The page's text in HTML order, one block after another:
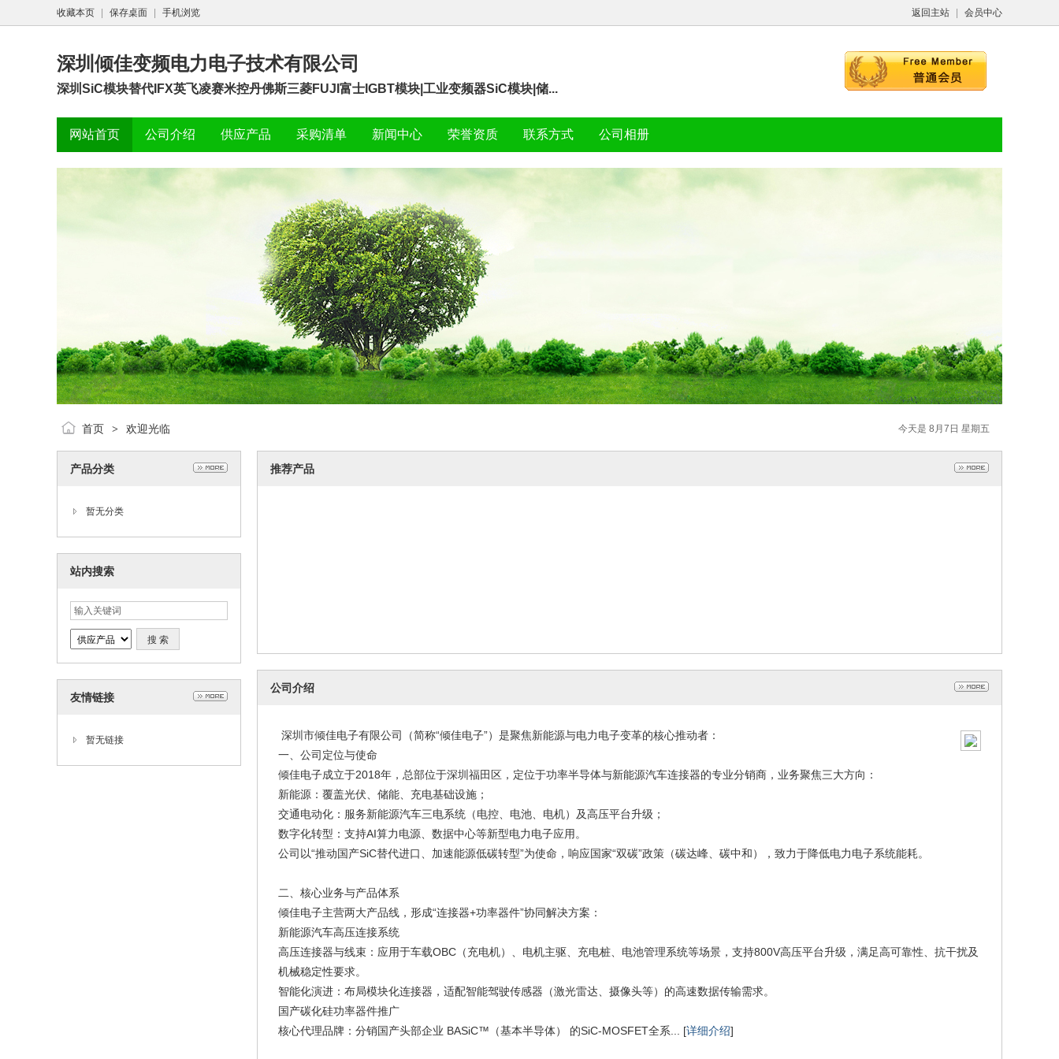
返回主站 会员中心
收藏本页 保存桌面 手机浏览
深圳倾佳变频电力电子技术有限公司
深圳SiC模块替代IFX英飞凌赛米控丹佛斯三菱FUJI富士IGBT模块|工业变频器SiC模块|储...
网站首页 公司介绍 供应产品 采购清单 新闻中心 荣誉资质 联系方式 公司相册
今天是 8月7日 星期五
首页 > 欢迎光临
产品分类
暂无分类
站内搜索
友情链接
暂无链接
推荐产品
公司介绍
深圳市倾佳电子有限公司（简称“倾佳电子”）是聚焦新能源与电力电子变革的核心推动者：
一、公司定位与使命
倾佳电子成立于2018年，总部位于深圳福田区，定位于功率半导体与新能源汽车连接器的专业分销商，业务聚焦三大方向：
新能源：覆盖光伏、储能、充电基础设施；
交通电动化：服务新能源汽车三电系统（电控、电池、电机）及高压平台升级；
数字化转型：支持AI算力电源、数据中心等新型电力电子应用。
公司以“推动国产SiC替代进口、加速能源低碳转型”为使命，响应国家“双碳”政策（碳达峰、碳中和），致力于降低电力电子系统能耗。
二、核心业务与产品体系
倾佳电子主营两大产品线，形成“连接器+功率器件”协同解决方案：
新能源汽车高压连接系统
高压连接器与线束：应用于车载OBC（充电机）、电机主驱、充电桩、电池管理系统等场景，支持800V高压平台升级，满足高可靠性、抗干扰及
机械稳定性要求。
智能化演进：布局模块化连接器，适配智能驾驶传感器（激光雷达、摄像头等）的高速数据传输需求。
国产碳化硅功率器件推广
核心代理品牌：分销国产头部企业 BASiC™（基本半导体） 的SiC-MOSFET全系... [详细介绍]